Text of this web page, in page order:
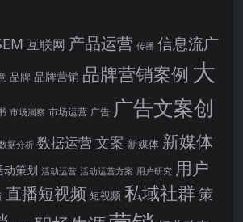
互联网 产品运营 传播 信息流广
品牌 品牌营销 品牌营销案例 大
市场洞察 市场运营 广告 广告文案创
据分析 数据运营 文案 新媒体 新媒体
动策划 活动运营 活动运营方案 用户研究 用户
直播短视频 短视频 私域社群 策